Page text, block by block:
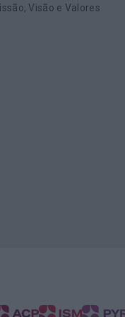
Visão e Valores